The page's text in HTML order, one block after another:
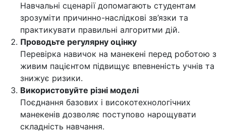
Навчальні сценарії допомагають студентам
зрозуміти причинно-наслідкові зв’язки та
практикувати правильні алгоритми дій.
Проводьте регулярну оцінку
Перевірка навичок на манекені перед роботою з
живим пацієнтом підвищує впевненість учнів та
знижує ризики.
Використовуйте різні моделі
Поєднання базових і високотехнологічних
манекенів дозволяє поступово нарощувати
складність навчання.